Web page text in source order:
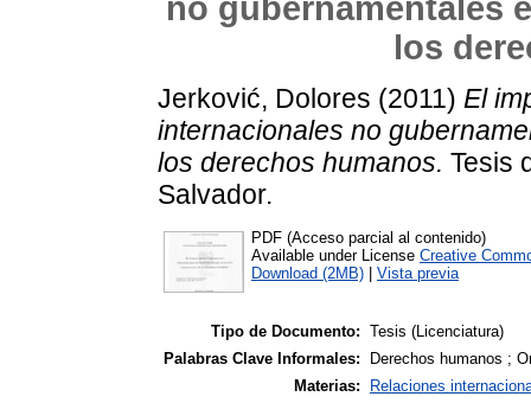
no gubernamentales
los
Jerković, Dolores (2011) El
internacionales no
los derechos humanos. Tesis
Salvador.
PDF (Acceso parcial al contenido)
Available under License Creative
Download (2MB)
Vista previa
Tipo de Documento: Tesis (Licenciatura)
Palabras Clave Informales:
Derechos humanos ;
Materias:
Relaciones